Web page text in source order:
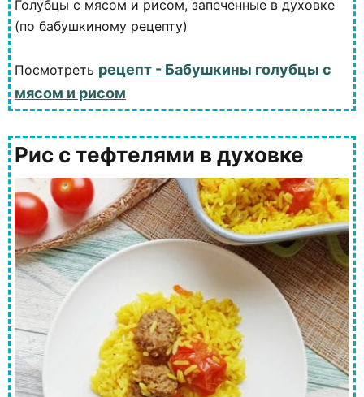
Голубцы с мясом и рисом, запеченные в духовке
(по бабушкиному рецепту)
Посмотреть рецепт - Бабушкины голубцы с
мясом и рисом
Рис с тефтелями в духовке